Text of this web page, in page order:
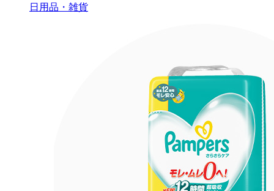
日用品・雑貨